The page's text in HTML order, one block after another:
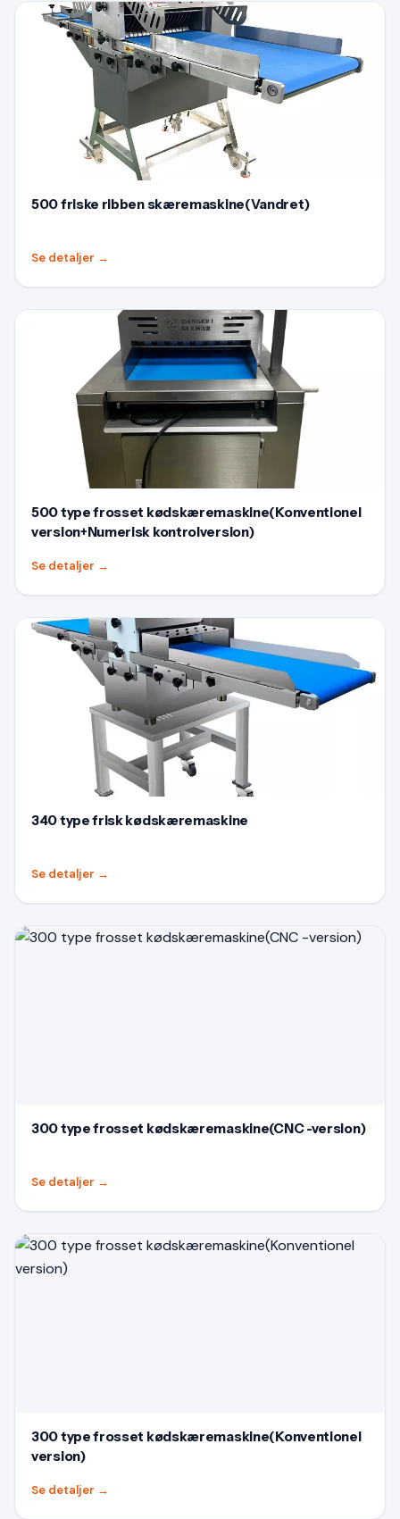
500 friske ribben skæremaskine(Vandret)
Se detaljer →
500 type frosset kødskæremaskine(Konventionel
version+Numerisk kontrolversion)
Se detaljer →
340 type frisk kødskæremaskine
Se detaljer →
300 type frosset kødskæremaskine(CNC -version)
Se detaljer →
300 type frosset kødskæremaskine(Konventionel
version)
Se detaljer →